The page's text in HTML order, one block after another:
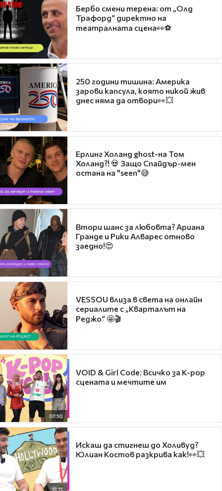
Бербо смени терена: от „Олд
Трафорд“ директно на
театралната сцена👀⚽
250 години тишина: Америка
зарови капсула, която никой жив
днес няма да отвори👀💥
Ерлинг Холанд ghost-на Том
Холанд?! 💀 Защо Спайдър-мен
остана на "seen"😅
Втори шанс за любовта? Ариана
Гранде и Рики Алварес отново
заедно!😍
VESSOU влиза в света на онлайн
сериалите с „Кварталът на
Реджо“ 🤩🎬
07:50
VOID & Girl Code: Всичко за K-pop
сцената и мечтите им
15:15
Искаш да стигнеш до Холивуд?
Юлиан Костов разкрива как!👀💥